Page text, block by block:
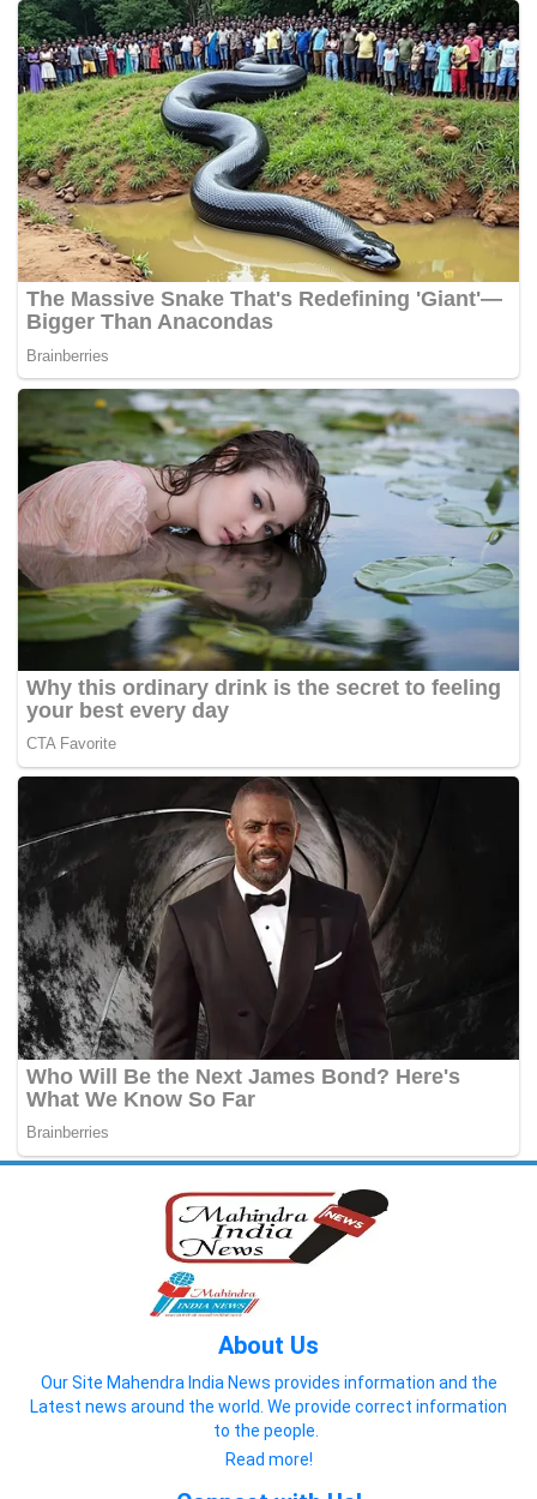
About Us
Our Site Mahendra India News provides information and the
Latest news around the world. We provide correct information
to the people.
Read more!